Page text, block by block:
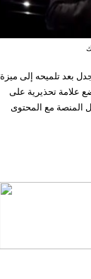
بعد تلميحه إلى ميزة
علامة تحذيرية على
المنصة مع المحتوى